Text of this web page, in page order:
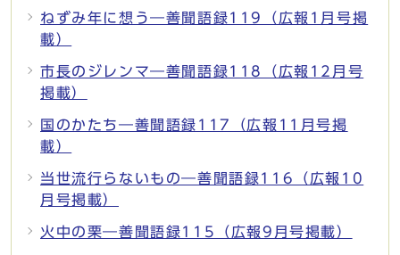
ねずみ年に想う―善聞語録119（広報1月号掲
載）
市長のジレンマ―善聞語録118（広報12月号
掲載）
国のかたち―善聞語録117（広報11月号掲
載）
当世流行らないもの―善聞語録116（広報10
月号掲載）
火中の栗―善聞語録115（広報9月号掲載）